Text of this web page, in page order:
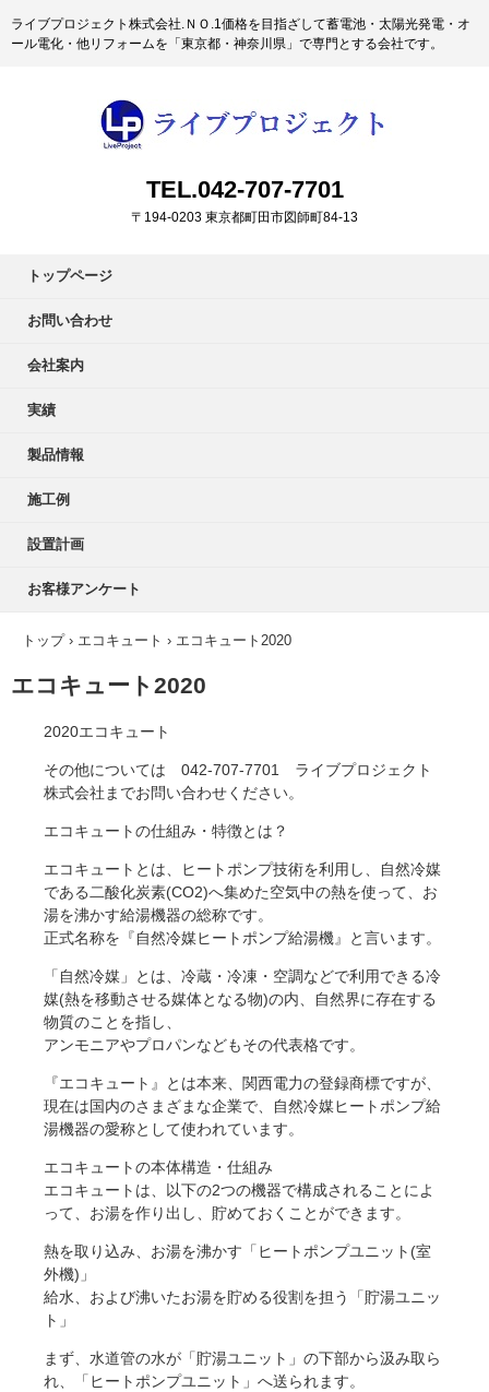
ライブプロジェクト株式会社.ＮＯ.1価格を目指ざして蓄電池・太陽光発電・オ
ール電化・他リフォームを「東京都・神奈川県」で専門とする会社です。
TEL.042-707-7701
〒194-0203 東京都町田市図師町84-13
トップページ
お問い合わせ
会社案内
実績
製品情報
施工例
設置計画
お客様アンケート
トップ › エコキュート › エコキュート2020
エコキュート2020
2020エコキュート
その他については 042-707-7701 ライブプロジェクト
株式会社までお問い合わせください。
エコキュートの仕組み・特徴とは？
エコキュートとは、ヒートポンプ技術を利用し、自然冷媒
である二酸化炭素(CO2)へ集めた空気中の熱を使って、お
湯を沸かす給湯機器の総称です。
正式名称を『自然冷媒ヒートポンプ給湯機』と言います。
「自然冷媒」とは、冷蔵・冷凍・空調などで利用できる冷
媒(熱を移動させる媒体となる物)の内、自然界に存在する
物質のことを指し、
アンモニアやプロパンなどもその代表格です。
『エコキュート』とは本来、関西電力の登録商標ですが、
現在は国内のさまざまな企業で、自然冷媒ヒートポンプ給
湯機器の愛称として使われています。
エコキュートの本体構造・仕組み
エコキュートは、以下の2つの機器で構成されることによ
って、お湯を作り出し、貯めておくことができます。
熱を取り込み、お湯を沸かす「ヒートポンプユニット(室
外機)」
給水、および沸いたお湯を貯める役割を担う「貯湯ユニッ
ト」
まず、水道管の水が「貯湯ユニット」の下部から汲み取ら
れ、「ヒートポンプユニット」へ送られます。